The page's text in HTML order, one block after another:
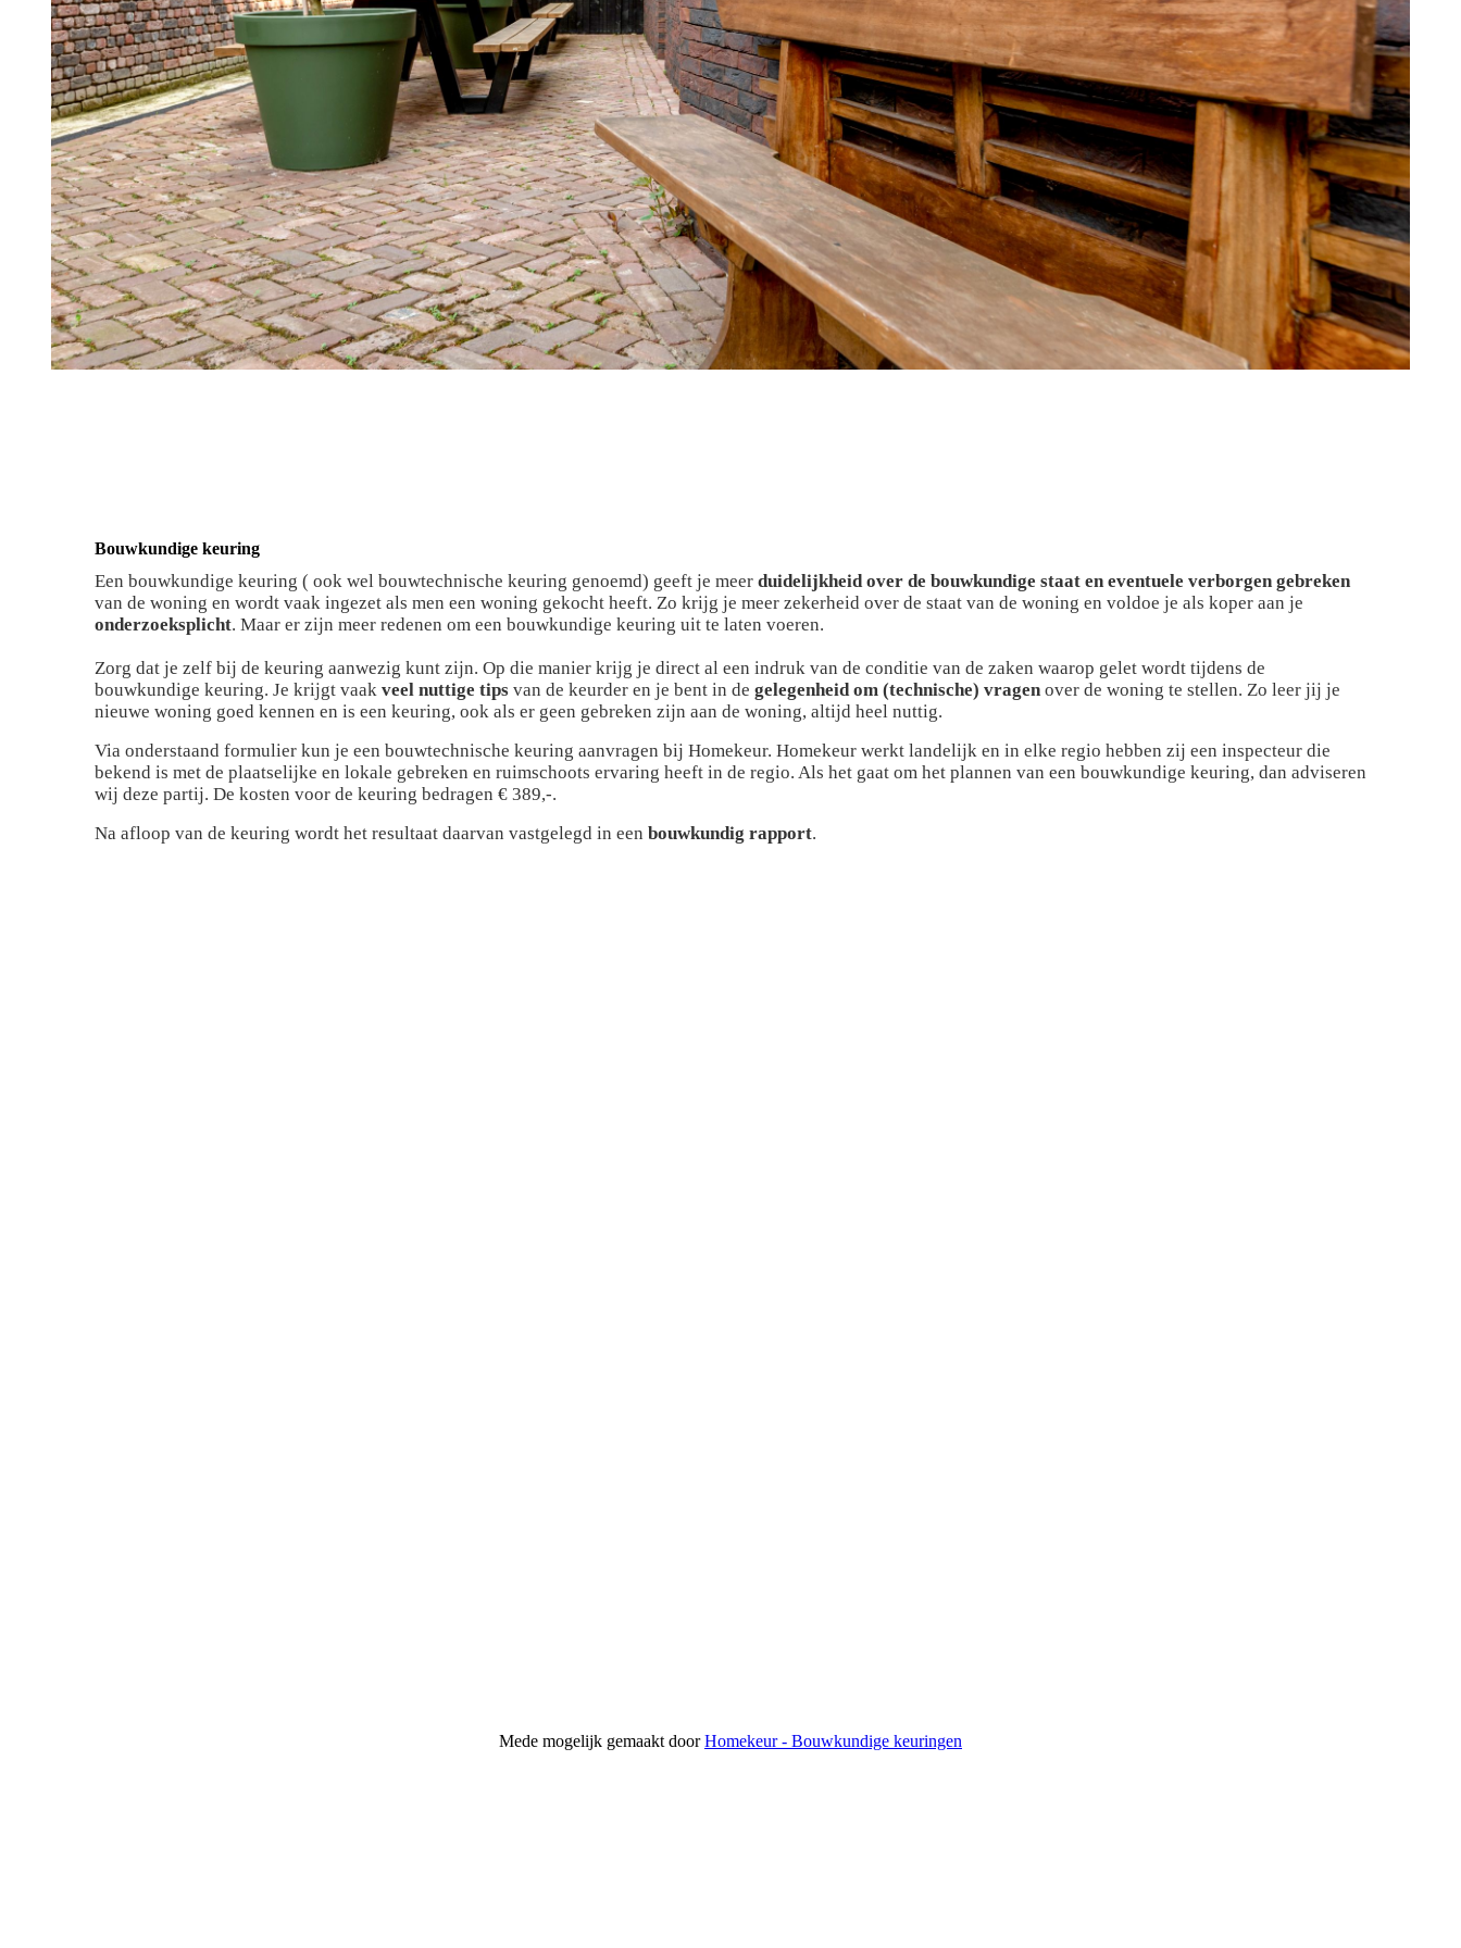
Bouwkundige keuring
Een bouwkundige keuring ( ook wel bouwtechnische keuring genoemd) geeft je meer duidelijkheid over de bouwkundige staat en eventuele verborgen gebreken
van de woning en wordt vaak ingezet als men een woning gekocht heeft. Zo krijg je meer zekerheid over de staat van de woning en voldoe je als koper aan je
onderzoeksplicht. Maar er zijn meer redenen om een bouwkundige keuring uit te laten voeren.
Zorg dat je zelf bij de keuring aanwezig kunt zijn. Op die manier krijg je direct al een indruk van de conditie van de zaken waarop gelet wordt tijdens de
bouwkundige keuring. Je krijgt vaak veel nuttige tips van de keurder en je bent in de gelegenheid om (technische) vragen over de woning te stellen. Zo leer jij je
nieuwe woning goed kennen en is een keuring, ook als er geen gebreken zijn aan de woning, altijd heel nuttig.
Via onderstaand formulier kun je een bouwtechnische keuring aanvragen bij Homekeur. Homekeur werkt landelijk en in elke regio hebben zij een inspecteur die
bekend is met de plaatselijke en lokale gebreken en ruimschoots ervaring heeft in de regio. Als het gaat om het plannen van een bouwkundige keuring, dan adviseren
wij deze partij. De kosten voor de keuring bedragen € 389,-.
Na afloop van de keuring wordt het resultaat daarvan vastgelegd in een bouwkundig rapport.